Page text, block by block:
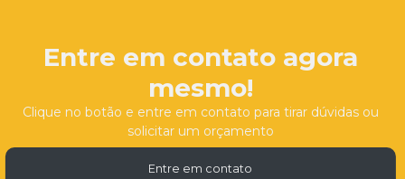
Entre em contato agora
mesmo!
Clique no botão e entre em contato para tirar dúvidas ou
solicitar um orçamento
Entre em contato